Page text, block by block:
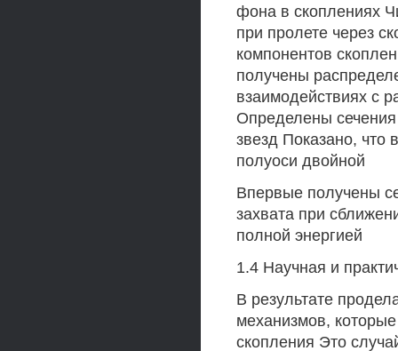
фона в скоплениях
при пролете через
компонентов
получены
взаимодействиях с
Определены
звезд Показано, что
полуоси двойной
Впервые получены
захвата при
полной энергией
1.4 Научная и
В результате
механизмов,
скопления Это